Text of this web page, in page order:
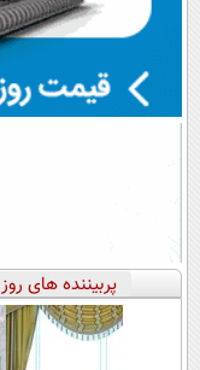
پربیننده های روز